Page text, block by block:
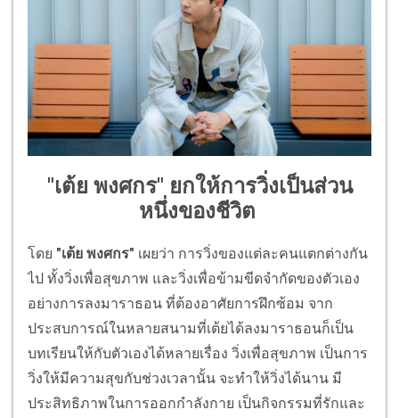
"เต้ย พงศกร" ยกให้การวิ่งเป็นส่วน
หนึ่งของชีวิต
โดย "เต้ย พงศกร" เผยว่า การวิ่งของแต่ละคนแตกต่างกัน
ไป ทั้งวิ่งเพื่อสุขภาพ และวิ่งเพื่อข้ามขีดจำกัดของตัวเอง
อย่างการลงมาราธอน ที่ต้องอาศัยการฝึกซ้อม จาก
ประสบการณ์ในหลายสนามที่เต้ยได้ลงมาราธอนก็เป็น
บทเรียนให้กับตัวเองได้หลายเรื่อง วิ่งเพื่อสุขภาพ เป็นการ
วิ่งให้มีความสุขกับช่วงเวลานั้น จะทำให้วิ่งได้นาน มี
ประสิทธิภาพในการออกกำลังกาย เป็นกิจกรรมที่รักและ